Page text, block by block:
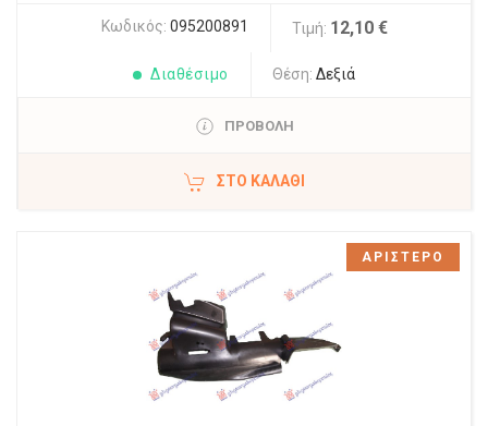
Κωδικός: 095200891 Τιμή: 12,10 €
Διαθέσιμο Θέση: Δεξιά
ΠΡΟΒΟΛΗ
ΣΤΟ ΚΑΛΆΘΙ
ΑΡΙΣΤΕΡΟ